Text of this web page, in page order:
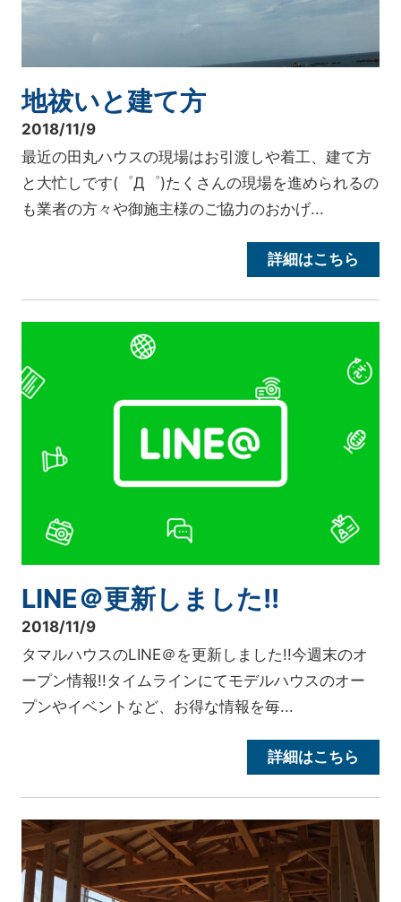
地祓いと建て方
2018/11/9
最近の田丸ハウスの現場はお引渡しや着工、建て方
と大忙しです(゜Д゜)たくさんの現場を進められるの
も業者の方々や御施主様のご協力のおかげ...
詳細はこちら
LINE＠更新しました!!
2018/11/9
タマルハウスのLINE＠を更新しました!!今週末のオ
ープン情報!!タイムラインにてモデルハウスのオー
プンやイベントなど、お得な情報を毎...
詳細はこちら